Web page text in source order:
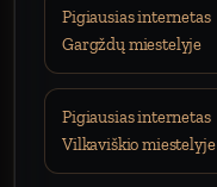
Pigiausias internetas
Gargždų miestelyje
Pigiausias internetas
Vilkaviškio miestelyje